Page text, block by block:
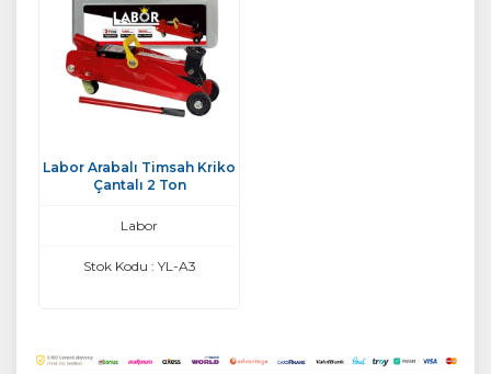
Labor Arabalı Timsah Kriko
Çantalı 2 Ton
Labor
Stok Kodu : YL-A3